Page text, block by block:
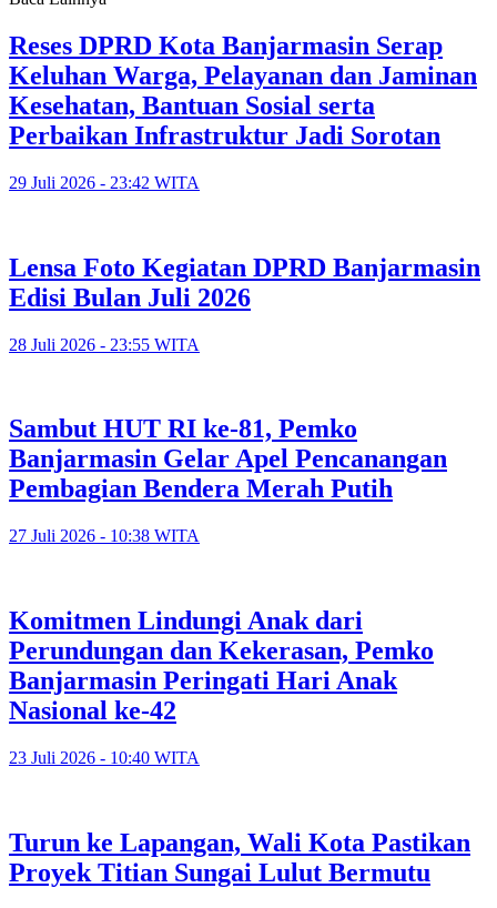
Reses DPRD Kota Banjarmasin Serap
Keluhan Warga, Pelayanan dan Jaminan
Kesehatan, Bantuan Sosial serta
Perbaikan Infrastruktur Jadi Sorotan
29 Juli 2026 - 23:42 WITA
Lensa Foto Kegiatan DPRD Banjarmasin
Edisi Bulan Juli 2026
28 Juli 2026 - 23:55 WITA
Sambut HUT RI ke-81, Pemko
Banjarmasin Gelar Apel Pencanangan
Pembagian Bendera Merah Putih
27 Juli 2026 - 10:38 WITA
Komitmen Lindungi Anak dari
Perundungan dan Kekerasan, Pemko
Banjarmasin Peringati Hari Anak
Nasional ke-42
23 Juli 2026 - 10:40 WITA
Turun ke Lapangan, Wali Kota Pastikan
Proyek Titian Sungai Lulut Bermutu